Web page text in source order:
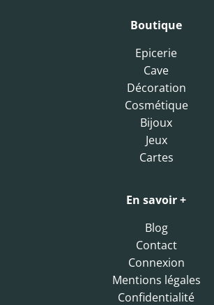
Boutique
Epicerie
Cave
Décoration
Cosmétique
Bijoux
Jeux
Cartes
En savoir +
Blog
Contact
Connexion
Mentions légales
Confidentialité